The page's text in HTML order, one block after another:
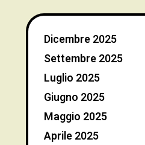
Dicembre 2025
Settembre 2025
Luglio 2025
Giugno 2025
Maggio 2025
Aprile 2025